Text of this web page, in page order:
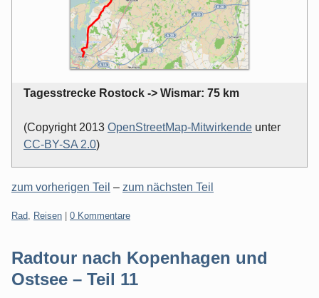
Tagesstrecke Rostock -> Wismar: 75 km
(Copyright 2013 OpenStreetMap-Mitwirkende unter
CC-BY-SA 2.0)
zum vorherigen Teil – zum nächsten Teil
Kategorien:
Rad, Reisen 0 Kommentare
Radtour nach Kopenhagen und
Ostsee – Teil 11